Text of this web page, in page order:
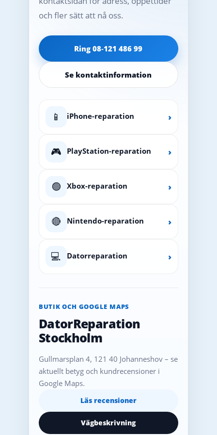
och fler sätt att nå oss.
Ring 08‑121 486 99
Se kontaktinformation
📱 iPhone-reparation ›
🎮 PlayStation-reparation ›
🟢 Xbox-reparation ›
🔴 Nintendo-reparation ›
💻 Datorreparation ›
BUTIK OCH GOOGLE MAPS
DatorReparation
Stockholm
Gullmarsplan 4, 121 40 Johanneshov – se
aktuellt betyg och kundrecensioner i
Google Maps.
Läs recensioner
Vägbeskrivning